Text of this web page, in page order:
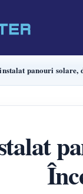
panouri solare,